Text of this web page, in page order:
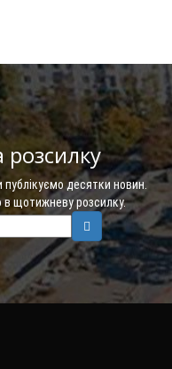
розсилку
десятки новин.
в щотижневу розсилку.